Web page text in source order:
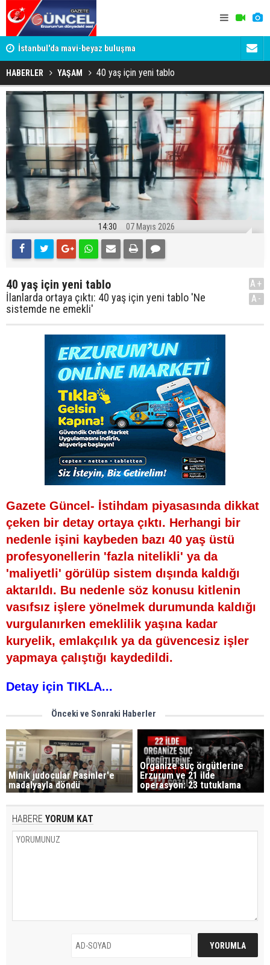
İstanbul'da mavi-beyaz buluşma
HABERLER YAŞAM 40 yaş için yeni tablo
14:30 07 Mayıs 2026
40 yaş için yeni tablo
İlanlarda ortaya çıktı: 40 yaş için yeni tablo 'Ne
sistemde ne emekli'
A+
A-
Gazete Güncel- İstihdam piyasasında dikkat
çeken bir detay ortaya çıktı. Herhangi bir
nedenle işini kaybeden bazı 40 yaş üstü
profesyonellerin 'fazla nitelikli' ya da
'maliyetli' görülüp sistem dışında kaldığı
aktarıldı. Bu nedenle söz konusu kitlenin
vasıfsız işlere yönelmek durumunda kaldığı
vurgulanırken emeklilik yaşına kadar
kuryelik, emlakçılık ya da güvencesiz işler
yapmaya çalıştığı kaydedildi.
Detay için TIKLA...
Önceki ve Sonraki Haberler
Minik judocular Pasinler'e
madalyayla döndü
Organize suç örgütlerine
Erzurum ve 21 ilde
operasyon: 23 tutuklama
HABERE YORUM KAT